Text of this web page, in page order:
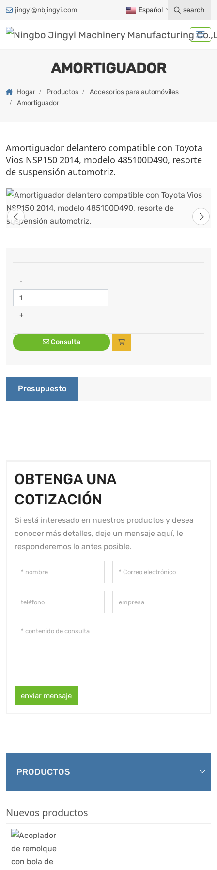
jingyi@nbjingyi.com Español search
AMORTIGUADOR
Hogar Productos
Accesorios para automóviles
Amortiguador
Amortiguador delantero compatible con Toyota
Vios NSP150 2014, modelo 485100D490, resorte
de suspensión automotriz.
-
+
Consulta
Presupuesto
OBTENGA UNA
COTIZACIÓN
Si está interesado en nuestros productos y desea
conocer más detalles, deje un mensaje aquí, le
responderemos lo antes posible.
enviar mensaje
PRODUCTOS
Nuevos productos